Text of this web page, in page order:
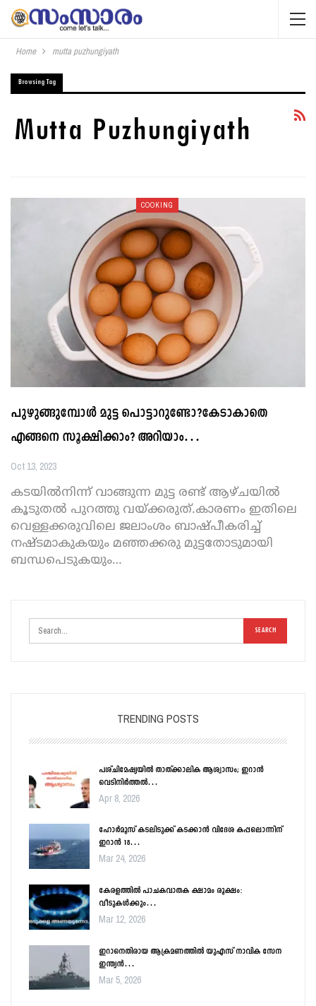
Home mutta puzhungiyath
Browsing Tag
Mutta Puzhungiyath
COOKING
പുഴുങ്ങുമ്പോൾ മുട്ട പൊട്ടാറുണ്ടോ?കേടാകാതെ
എങ്ങനെ സൂക്ഷിക്കാം? അറിയാം…
Oct 13, 2023
കടയിൽനിന്ന് വാങ്ങുന്ന മുട്ട രണ്ട് ആഴ്‌ചയിൽ
കൂടുതൽ പുറത്തു വയ്‌ക്കരുത്.കാരണം ഇതിലെ
വെള്ളക്കരുവിലെ ജലാംശം ബാഷ്‌പീകരിച്ച്
നഷ്‌ടമാകുകയും മഞ്ഞക്കരു മുട്ടതോടുമായി
ബന്ധപെടുകയും…
TRENDING POSTS
പശ്ചിമേഷ്യയിൽ താത്ക്കാലിക ആശ്വാസം; ഇറാൻ
വെടിനിർത്തൽ…
Apr 8, 2026
ഹോർമൂസ് കടലിടുക്ക് കടക്കാൻ വിദേശ കപ്പലൊന്നിന്
ഇറാൻ 18…
Mar 24, 2026
കേരളത്തിൽ പാചകവാതക ക്ഷാമം രൂക്ഷം:
വീടുകൾക്കും…
Mar 12, 2026
ഇറാനെതിരായ ആക്രമണത്തിൽ യുഎസ് നാവിക സേന
ഇന്ത്യൻ…
Mar 5, 2026